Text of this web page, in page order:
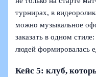
турнирах, в
можно музыкальное
заказать в одном
людей формировалась
Кейс 5: клуб,